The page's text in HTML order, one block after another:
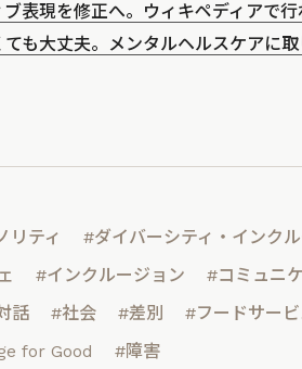
表現を修正へ。ウィキペディアで
も大丈夫。メンタルヘルスケアに
リティ #ダイバーシティ・インク
#インクルージョン #コミュニ
話 #社会 #差別 #フードサービ
for Good #障害